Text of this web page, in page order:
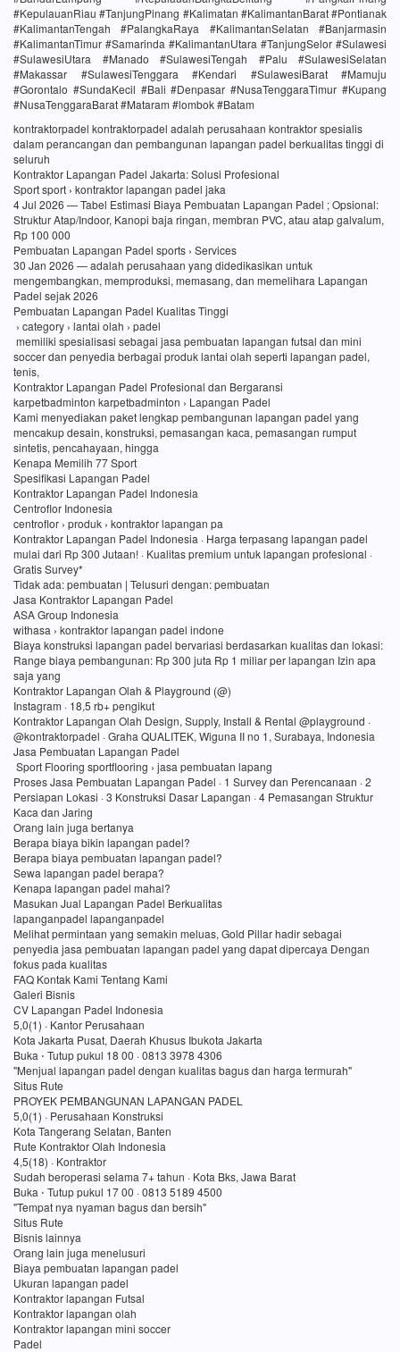
#KepulauanRiau #TanjungPinang #Kalimatan #KalimantanBarat #Pontianak
#KalimantanTengah #PalangkaRaya #KalimantanSelatan #Banjarmasin
#KalimantanTimur #Samarinda #KalimantanUtara #TanjungSelor #Sulawesi
#SulawesiUtara #Manado #SulawesiTengah #Palu #SulawesiSelatan
#Makassar #SulawesiTenggara #Kendari #SulawesiBarat #Mamuju
#Gorontalo #SundaKecil #Bali #Denpasar #NusaTenggaraTimur #Kupang
#NusaTenggaraBarat #Mataram #lombok #Batam
kontraktorpadel kontraktorpadel adalah perusahaan kontraktor spesialis
dalam perancangan dan pembangunan lapangan padel berkualitas tinggi di
seluruh
Kontraktor Lapangan Padel Jakarta: Solusi Profesional
Sport sport › kontraktor lapangan padel jaka
4 Jul 2026 — Tabel Estimasi Biaya Pembuatan Lapangan Padel ; Opsional:
Struktur Atap/Indoor, Kanopi baja ringan, membran PVC, atau atap galvalum,
Rp 100 000
Pembuatan Lapangan Padel sports › Services
30 Jan 2026 — adalah perusahaan yang didedikasikan untuk
mengembangkan, memproduksi, memasang, dan memelihara Lapangan
Padel sejak 2026
Pembuatan Lapangan Padel Kualitas Tinggi
› category › lantai olah › padel
memiliki spesialisasi sebagai jasa pembuatan lapangan futsal dan mini
soccer dan penyedia berbagai produk lantai olah seperti lapangan padel,
tenis,
Kontraktor Lapangan Padel Profesional dan Bergaransi
karpetbadminton karpetbadminton › Lapangan Padel
Kami menyediakan paket lengkap pembangunan lapangan padel yang
mencakup desain, konstruksi, pemasangan kaca, pemasangan rumput
sintetis, pencahayaan, hingga
Kenapa Memilih 77 Sport
Spesifikasi Lapangan Padel
Kontraktor Lapangan Padel Indonesia
Centroflor Indonesia
centroflor › produk › kontraktor lapangan pa
Kontraktor Lapangan Padel Indonesia · Harga terpasang lapangan padel
mulai dari Rp 300 Jutaan! · Kualitas premium untuk lapangan profesional ·
Gratis Survey*
Tidak ada: pembuatan ‎| Telusuri dengan: pembuatan
Jasa Kontraktor Lapangan Padel
ASA Group Indonesia
withasa › kontraktor lapangan padel indone
Biaya konstruksi lapangan padel bervariasi berdasarkan kualitas dan lokasi:
Range biaya pembangunan: Rp 300 juta Rp 1 miliar per lapangan Izin apa
saja yang
Kontraktor Lapangan Olah & Playground (@)
Instagram · 18,5 rb+ pengikut
Kontraktor Lapangan Olah Design, Supply, Install & Rental @playground ·
@kontraktorpadel · Graha QUALITEK, Wiguna II no 1, Surabaya, Indonesia
Jasa Pembuatan Lapangan Padel
Sport Flooring sportflooring › jasa pembuatan lapang
Proses Jasa Pembuatan Lapangan Padel · 1 Survey dan Perencanaan · 2
Persiapan Lokasi · 3 Konstruksi Dasar Lapangan · 4 Pemasangan Struktur
Kaca dan Jaring
Orang lain juga bertanya
Berapa biaya bikin lapangan padel?
Berapa biaya pembuatan lapangan padel?
Sewa lapangan padel berapa?
Kenapa lapangan padel mahal?
Masukan Jual Lapangan Padel Berkualitas
lapanganpadel lapanganpadel
Melihat permintaan yang semakin meluas, Gold Pillar hadir sebagai
penyedia jasa pembuatan lapangan padel yang dapat dipercaya Dengan
fokus pada kualitas
FAQ Kontak Kami Tentang Kami
Galeri Bisnis
CV Lapangan Padel Indonesia
5,0(1) · Kantor Perusahaan
Kota Jakarta Pusat, Daerah Khusus Ibukota Jakarta
Buka ⋅ Tutup pukul 18 00 · 0813 3978 4306
"Menjual lapangan padel dengan kualitas bagus dan harga termurah"
Situs Rute
PROYEK PEMBANGUNAN LAPANGAN PADEL
5,0(1) · Perusahaan Konstruksi
Kota Tangerang Selatan, Banten
Rute Kontraktor Olah Indonesia
4,5(18) · Kontraktor
Sudah beroperasi selama 7+ tahun · Kota Bks, Jawa Barat
Buka ⋅ Tutup pukul 17 00 · 0813 5189 4500
"Tempat nya nyaman bagus dan bersih"
Situs Rute
Bisnis lainnya
Orang lain juga menelusuri
Biaya pembuatan lapangan padel
Ukuran lapangan padel
Kontraktor lapangan Futsal
Kontraktor lapangan olah
Kontraktor lapangan mini soccer
Padel